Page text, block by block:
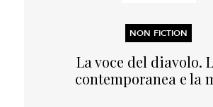
NON FICTION
La voce del diavolo.
contemporanea e la